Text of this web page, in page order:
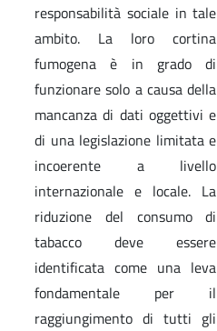
responsabilità sociale in tale
ambito. La loro cortina
fumogena è in grado di
funzionare solo a causa della
mancanza di dati oggettivi e
di una legislazione limitata e
incoerente a livello
internazionale e locale. La
riduzione del consumo di
tabacco deve essere
identificata come una leva
fondamentale per il
raggiungimento di tutti gli